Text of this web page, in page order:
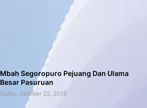
Mbah Segoropuro Pejuang Dan Ulama
Besar Pasuruan
Sabtu, Oktober 22, 2016